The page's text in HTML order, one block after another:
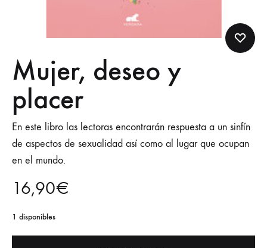
Mujer, deseo y
placer
En este libro las lectoras encontrarán respuesta a un sinfín
de aspectos de sexualidad así como al lugar que ocupan
en el mundo.
16,90€
1 disponibles